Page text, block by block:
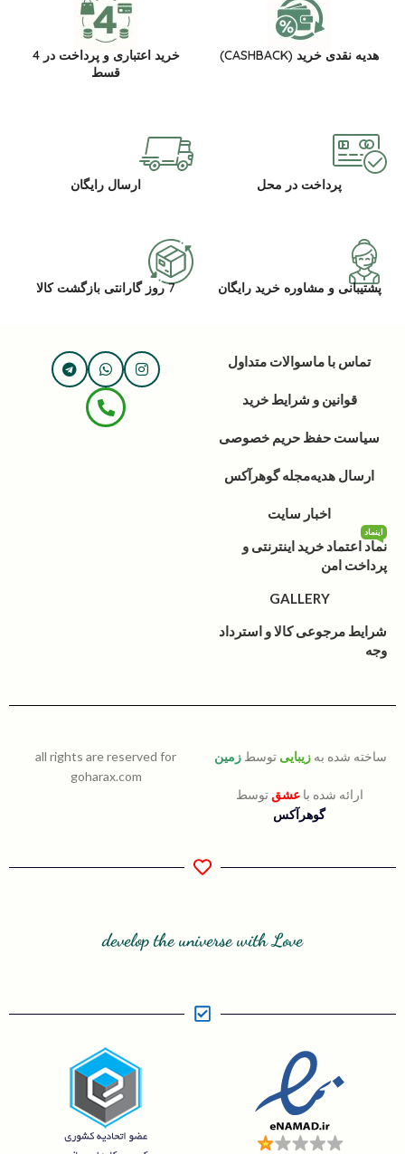
هدیه نقدی خرید (CASHBACK)
خرید اعتباری و پرداخت در 4
قسط
پرداخت در محل ارسال رایگان
پشتیبانی و مشاوره خرید رایگان 7 روز گارانتی بازگشت کالا
تماس با ماسوالات متداول
قوانین و شرایط خرید
سیاست حفظ حریم خصوصی
ارسال هدیهمجله گوهرآکس
اخبار سایت
نماد اعتماد خرید اینترنتی و
پرداخت امن
اینماد
GALLERY
شرایط مرجوعی کالا و استرداد
وجه
ساخته شده به زیبایی توسط زمین
ارائه شده باعشق توسط
گوهرآکس
all rights are reserved for
goharax.com
develop the universe with Love